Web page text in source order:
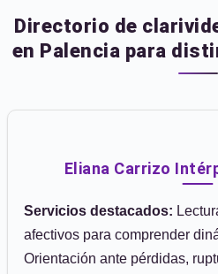
Directorio de
en Palencia para
Eliana Carrizo
Servicios destacados:
afectivos para comprender
Orientación ante pérdidas,